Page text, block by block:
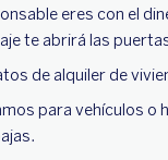
eres con el
te abrirá las
de alquiler de
para vehículos o